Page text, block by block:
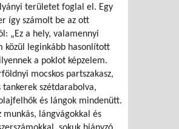
területet foglal el. Egy
így számolt be az ott
„Ez a hely, valamennyi
közül leginkább hasonlított
a poklot képzelem.
mocskos partszakasz,
tankerek szétdarabolva,
és lángok mindenütt.
munkás, lángvágokkal és